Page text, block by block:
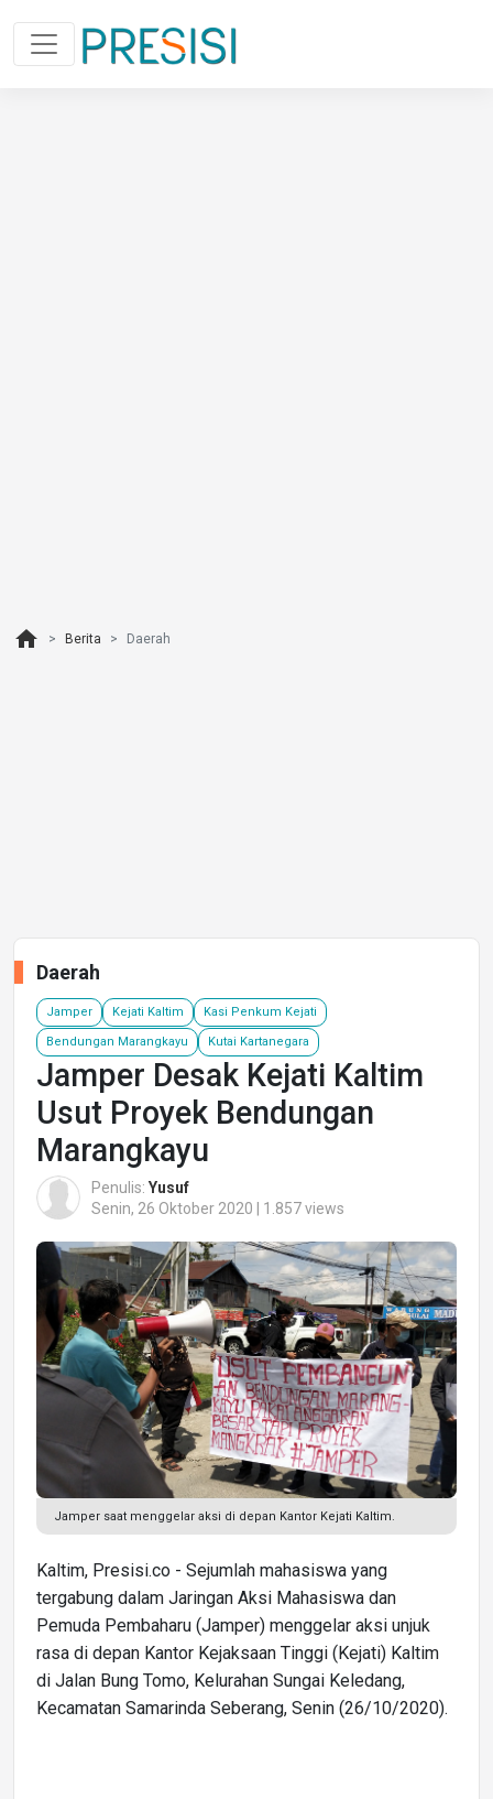
home Berita Daerah
Daerah
Jamper Kejati Kaltim Kasi Penkum Kejati
Bendungan Marangkayu Kutai Kartanegara
Jamper Desak Kejati Kaltim
Usut Proyek Bendungan
Marangkayu
Penulis: Yusuf
Senin, 26 Oktober 2020 | 1.857 views
Jamper saat menggelar aksi di depan Kantor Kejati Kaltim.
Kaltim, Presisi.co - Sejumlah mahasiswa yang
tergabung dalam Jaringan Aksi Mahasiswa dan
Pemuda Pembaharu (Jamper) menggelar aksi unjuk
rasa di depan Kantor Kejaksaan Tinggi (Kejati) Kaltim
di Jalan Bung Tomo, Kelurahan Sungai Keledang,
Kecamatan Samarinda Seberang, Senin (26/10/2020).